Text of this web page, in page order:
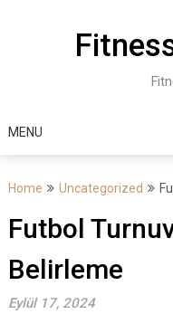
MENU
Home Uncategorized
Futbol
Belirleme
Eylül 17, 2024